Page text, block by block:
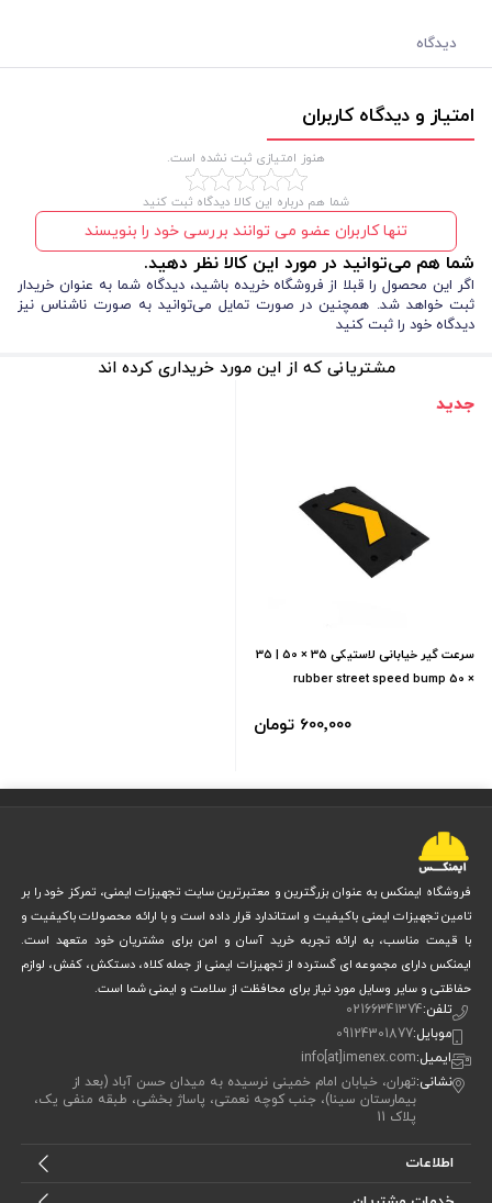
دیدگاه
امتیاز و دیدگاه کاربران
هنوز امتیازی ثبت نشده است.
شما هم درباره این کالا دیدگاه ثبت کنید
تنها کاربران عضو می توانند بررسی خود را بنویسند
شما هم می‌توانید در مورد این کالا نظر دهید.
اگر این محصول را قبلا از فروشگاه خریده باشید، دیدگاه شما به عنوان خریدار
ثبت خواهد شد. همچنین در صورت تمایل می‌توانید به صورت ناشناس نیز
دیدگاه خود را ثبت کنید
مشتریانی که از این مورد خریداری کرده اند
جدید
سرعت گیر خیابانی لاستیکی 35 × 50 | 35
× 50 rubber street speed bump
600٬000 تومان
فروشگاه ایمنکس به عنوان بزرگترین و معتبرترین سایت تجهیزات ایمنی، تمرکز خود را بر
تامین تجهیزات ایمنی باکیفیت و استاندارد قرار داده است و با ارائه محصولات باکیفیت و
با قیمت مناسب، به ارائه تجربه خرید آسان و امن برای مشتریان خود متعهد است.
ایمنکس دارای مجموعه ای گسترده از تجهیزات ایمنی از جمله کلاه، دستکش، کفش، لوازم
حفاظتی و سایر وسایل مورد نیاز برای محافظت از سلامت و ایمنی شما است.
تلفن:02166341374
موبایل:09124301877
ایمیل:info[at]imenex.com
نشانی:تهران، خیابان امام خمینی نرسیده به میدان حسن آباد (بعد از
بیمارستان سینا)، جنب کوچه نعمتی، پاساژ بخشی، طبقه منفی یک،
پلاک 11
اطلاعات